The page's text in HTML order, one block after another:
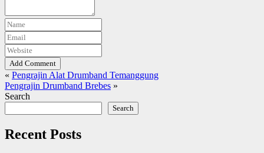
Add Comment
« Pengrajin Alat Drumband Temanggung
Pengrajin Drumband Brebes »
Search
Search
Recent Posts